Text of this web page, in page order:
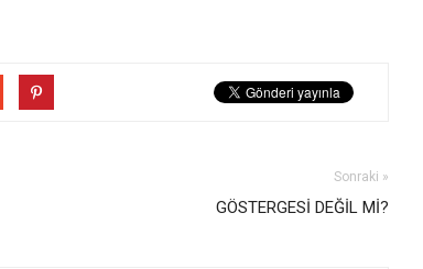
Sonraki »
GÖSTERGESİ DEĞİL Mİ?